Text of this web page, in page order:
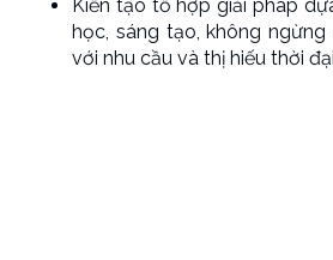
Kiến tạo tổ hợp giải pháp
học, sáng tạo, không
với nhu cầu và thị hiếu thời